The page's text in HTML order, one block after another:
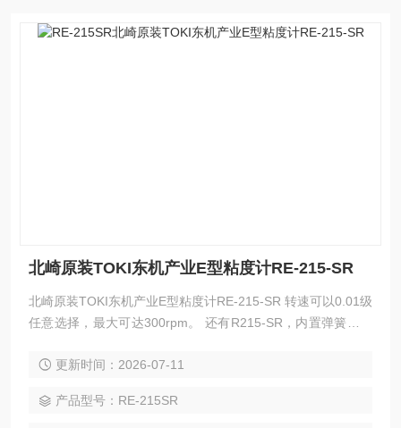
北崎原装TOKI东机产业E型粘度计RE-215-SR
北崎原装TOKI东机产业E型粘度计RE-215-SR 转速可以0.01级
任意选择，最大可达300rpm。 还有R215-SR，内置弹簧松弛
更新时间：2026-07-11
产品型号：RE-215SR